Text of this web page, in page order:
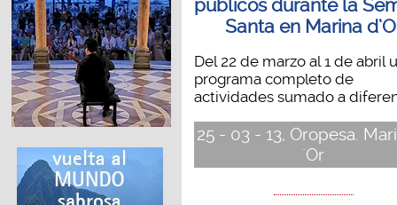
públicos durante la
Santa en Marina
Del 22 de marzo al 1 de abril
programa completo de
actividades sumado a
25 - 03 - 13, Oropesa.
´Or